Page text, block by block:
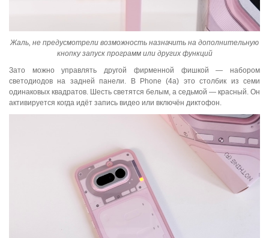
Жаль, не предусмотрели возможность назначить на дополнительную
кнопку запуск программ или других функций
Зато можно управлять другой фирменной фишкой — набором
светодиодов на задней панели. В Phone (4a) это столбик из семи
одинаковых квадратов. Шесть светятся белым, а седьмой — красный. Он
активируется когда идёт запись видео или включён диктофон.